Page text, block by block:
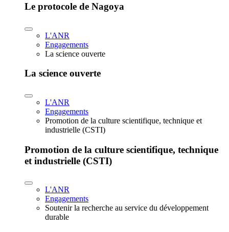
Le protocole de Nagoya
L'ANR
Engagements
La science ouverte
La science ouverte
L'ANR
Engagements
Promotion de la culture scientifique, technique et
industrielle (CSTI)
Promotion de la culture scientifique, technique
et industrielle (CSTI)
L'ANR
Engagements
Soutenir la recherche au service du développement
durable